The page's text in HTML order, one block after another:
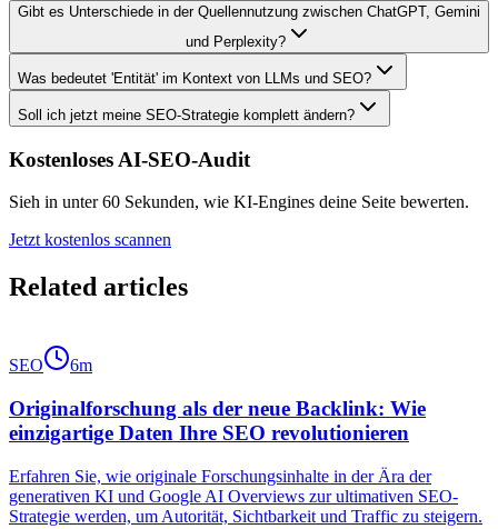
Gibt es Unterschiede in der Quellennutzung zwischen ChatGPT, Gemini
und Perplexity?
Was bedeutet 'Entität' im Kontext von LLMs und SEO?
Soll ich jetzt meine SEO-Strategie komplett ändern?
Kostenloses AI-SEO-Audit
Sieh in unter 60 Sekunden, wie KI-Engines deine Seite bewerten.
Jetzt kostenlos scannen
Related articles
SEO 6m
Originalforschung als der neue Backlink: Wie
einzigartige Daten Ihre SEO revolutionieren
Erfahren Sie, wie originale Forschungsinhalte in der Ära der
generativen KI und Google AI Overviews zur ultimativen SEO-
Strategie werden, um Autorität, Sichtbarkeit und Traffic zu steigern.